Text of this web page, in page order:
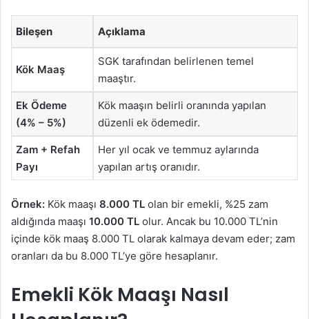
Bileşen Açıklama
Kök Maaş
SGK tarafından belirlenen temel
maaştır.
Ek Ödeme
(4% – 5%)
Kök maaşın belirli oranında yapılan
düzenli ek ödemedir.
Zam + Refah
Payı
Her yıl ocak ve temmuz aylarında
yapılan artış oranıdır.
Örnek: Kök maaşı 8.000 TL olan bir emekli, %25 zam
aldığında maaşı 10.000 TL olur. Ancak bu 10.000 TL’nin
içinde kök maaş 8.000 TL olarak kalmaya devam eder; zam
oranları da bu 8.000 TL’ye göre hesaplanır.
Emekli Kök Maaşı Nasıl